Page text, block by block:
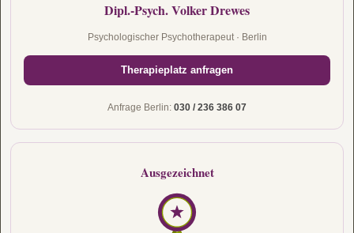
Dipl.-Psych. Volker Drewes
Psychologischer Psychotherapeut · Berlin
Therapieplatz anfragen
Anfrage Berlin: 030 / 236 386 07
Ausgezeichnet